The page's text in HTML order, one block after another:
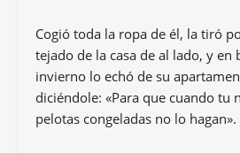
Cogió toda la ropa de él, la tiró
tejado de la casa de al lado, y en
invierno lo echó de su
diciéndole: «Para que cuando tu
pelotas congeladas no lo hagan».